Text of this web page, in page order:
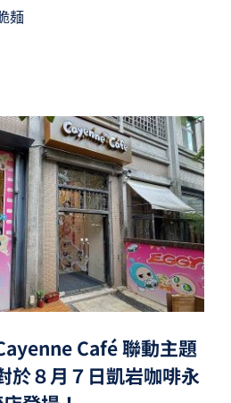
Café 聯動主題
於８月７日凱岩咖啡永